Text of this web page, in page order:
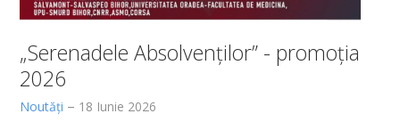
„Serenadele Absolvenților” - promoția
2026
Noutăți 18 Iunie 2026